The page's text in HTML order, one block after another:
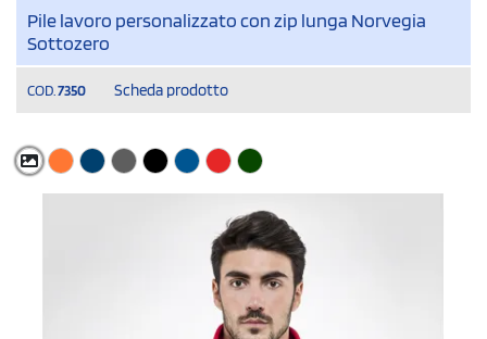
Pile lavoro personalizzato con zip lunga Norvegia
Sottozero
COD. 7350 Scheda prodotto